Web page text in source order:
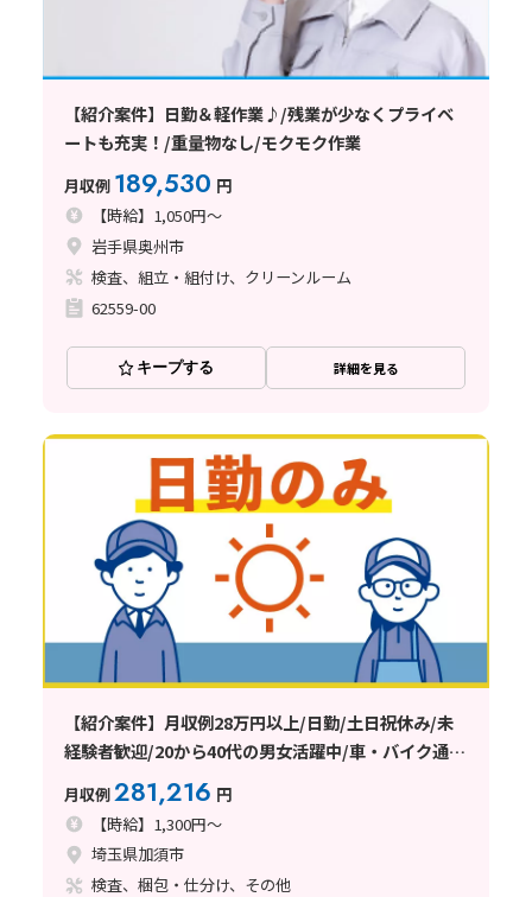
【紹介案件】日勤＆軽作業♪/残業が少なくプライベ
ートも充実！/重量物なし/モクモク作業
月収例 189,530 円
【時給】1,050円～
岩手県奥州市
検査、組立・組付け、クリーンルーム
62559-00
キープする 詳細を見る
【紹介案件】月収例28万円以上/日勤/土日祝休み/未
経験者歓迎/20から40代の男女活躍中/車・バイク通勤
可能/日払い・週払い制度あり
月収例281,216 円
【時給】1,300円～
埼玉県加須市
検査、梱包・仕分け、その他